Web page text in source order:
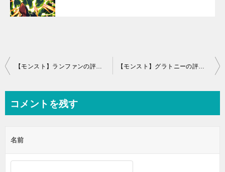
投
ビ
ー
シ
【モンスト】ランファンの評価！わくわくの実と適正クエスト 【モンスト】グラトニーの評価と素材の使い道(ハガレンコラボ)
コメントを残す
名前